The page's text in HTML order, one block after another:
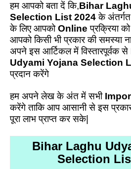
हम आपको बता दें कि,Bihar
Selection List 2024के
के लिए आपकोOnlineप्रक्रिया
आपको किसी भी प्रकार की समस्या
अपने इस आर्टिकल में विस्तारपूर्वक से
Udyami Yojana Selection
प्रदान करेंगे
हम अपने लेख के अंत में सभी
करेंगे ताकि आप आसानी से इस
पूरा लाभ प्राप्त कर सके|
Bihar Laghu
Selection